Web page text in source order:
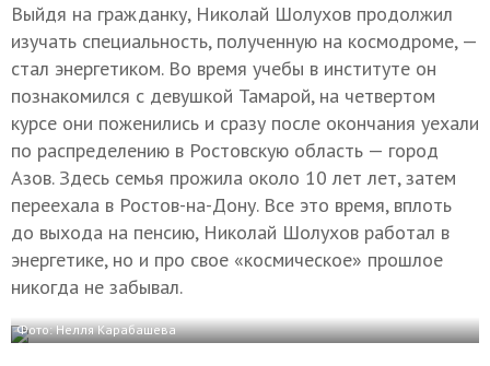
Выйдя на гражданку, Николай Шолухов продолжил
изучать специальность, полученную на космодроме, —
стал энергетиком. Во время учебы в институте он
познакомился с девушкой Тамарой, на четвертом
курсе они поженились и сразу после окончания уехали
по распределению в Ростовскую область — город
Азов. Здесь семья прожила около 10 лет лет, затем
переехала в Ростов-на-Дону. Все это время, вплоть
до выхода на пенсию, Николай Шолухов работал в
энергетике, но и про свое «космическое» прошлое
никогда не забывал.
Фото: Нелля Карабашева